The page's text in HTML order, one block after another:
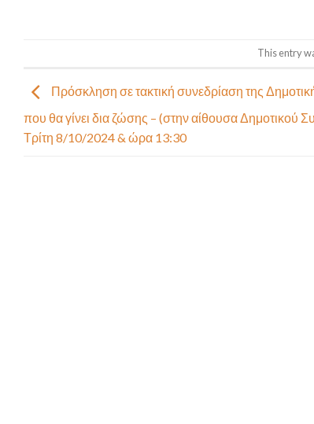
This entry
Πρόσκληση σε τακτική συνεδρίαση της
που θα γίνει δια ζώσης – (στην αίθουσα Δημοτικού
Τρίτη 8/10/2024 & ώρα 13:30